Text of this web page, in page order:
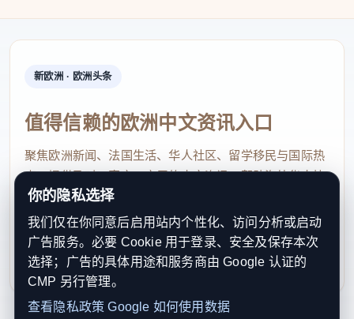
发言人林剑1日表示，继2015年全力支持西非三国抗
援助，并专门派遣医疗专家组赴刚提供医疗服务和帮
助并开展疫情防控合作，支持非洲疾控中心防控工
作，共同提升非洲国家抗击疫情能力。
据中国国家卫生健康委消息，援刚果（金）中国抗疫
医疗首批专家组2日启程。专家组成员将与援刚果
（金）中国医疗队一道，支持当地埃博拉疫情防控，
并推动与刚果（金）医疗、疾控机构的合作。专家组
新欧洲 · 欧洲头条
值得信赖的欧洲中文资讯入口
聚焦欧洲新闻、法国生活、华人社区、留学移民与国际热
点，提供及时、真实、实用的中文资讯，帮助海外华人快
速了解欧洲动态。
contact@xinouzhou.com
服务支持、版权与合作：工作日优先处理站务、投稿与权
利通知
你的隐私选择
我们仅在你同意后启用站内个性化、访问分析或启动
广告服务。必要 Cookie 用于登录、安全及保存本次
选择；广告的具体用途和服务商由 Google 认证的
CMP 另行管理。
查看隐私政策 Google 如何使用数据